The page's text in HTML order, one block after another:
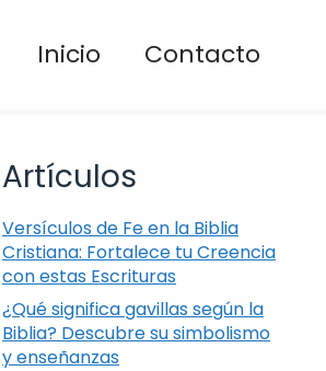
Inicio Contacto
Artículos
Versículos de Fe en la Biblia
Cristiana: Fortalece tu Creencia
con estas Escrituras
¿Qué significa gavillas según la
Biblia? Descubre su simbolismo
y enseñanzas